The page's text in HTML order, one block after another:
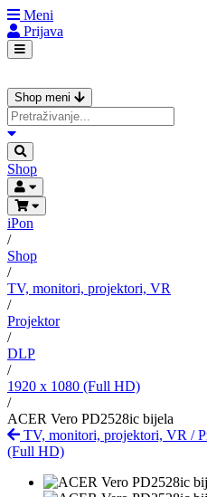
Meni
Prijava
Shop meni
Shop
iPon
/
Shop
/
TV, monitori, projektori, VR
/
Projektor
/
DLP
/
1920 x 1080 (Full HD)
/
ACER Vero PD2528ic bijela
TV, monitori, projektori, VR /
(Full HD)